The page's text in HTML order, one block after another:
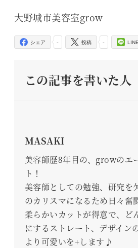
大野城市美容室grow
-
シェア -
投稿 LINE
この記事を書いた人
MASAKI
美容師歴8年目の、growのエ
ト！
美容師としての勉強、研究を
のカリスマになるため日々奮
柔らかいカットが得意で、ど
にするストレート、デザイン
より可愛いを+します♪